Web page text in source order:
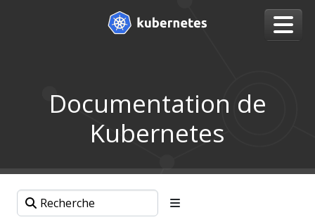
Documentation de
Kubernetes